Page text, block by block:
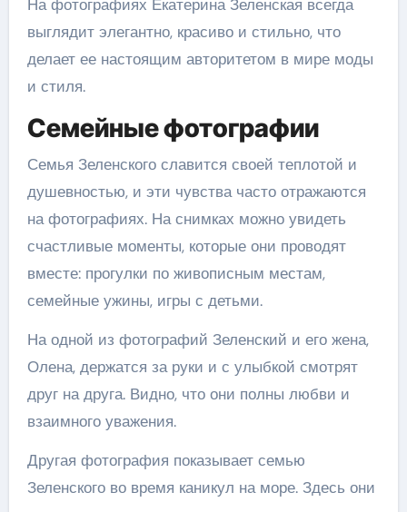
На фотографиях Екатерина Зеленская всегда
выглядит элегантно, красиво и стильно, что
делает ее настоящим авторитетом в мире моды
и стиля.
Семейные фотографии
Семья Зеленского славится своей теплотой и
душевностью, и эти чувства часто отражаются
на фотографиях. На снимках можно увидеть
счастливые моменты, которые они проводят
вместе: прогулки по живописным местам,
семейные ужины, игры с детьми.
На одной из фотографий Зеленский и его жена,
Олена, держатся за руки и с улыбкой смотрят
друг на друга. Видно, что они полны любви и
взаимного уважения.
Другая фотография показывает семью
Зеленского во время каникул на море. Здесь они